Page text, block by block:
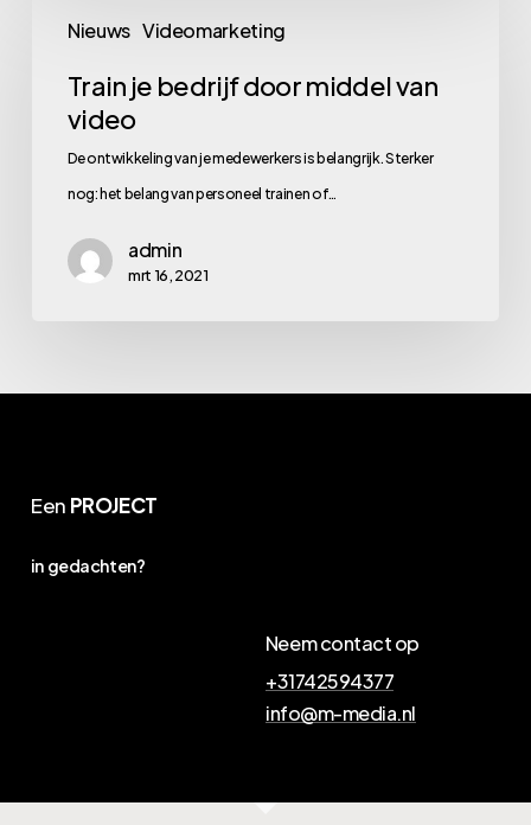
Nieuws Videomarketing
bedrijf
door
middel
Train je bedrijf door middel van
video
De ontwikkeling van je medewerkers is belangrijk. Sterker
nog: het belang van personeel trainen of…
admin
mrt 16, 2021
Een PROJECT
in gedachten?
Neem contact op
+31742594377
info@m-media.nl